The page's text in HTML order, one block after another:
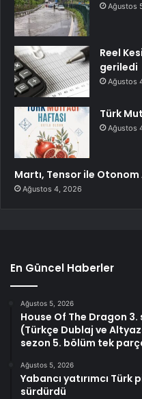
Ağustos
Reel
geriledi
Ağustos
Türk
Ağustos
Martı, Tensor ile Otonom
Ağustos 4, 2026
En Güncel Haberler
Ağustos 5, 2026
House Of The Dragon 3.
(Türkçe Dublaj ve
sezon 5. bölüm tek
Ağustos 5, 2026
Yabancı yatırımcı Türk
sürdürdü